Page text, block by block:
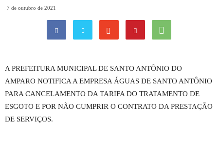
7 de outubro de 2021
A PREFEITURA MUNICIPAL DE SANTO ANTÔNIO DO
AMPARO NOTIFICA A EMPRESA ÁGUAS DE SANTO ANTÔNIO
PARA CANCELAMENTO DA TARIFA DO TRATAMENTO DE
ESGOTO E POR NÃO CUMPRIR O CONTRATO DA PRESTAÇÃO
DE SERVIÇOS.